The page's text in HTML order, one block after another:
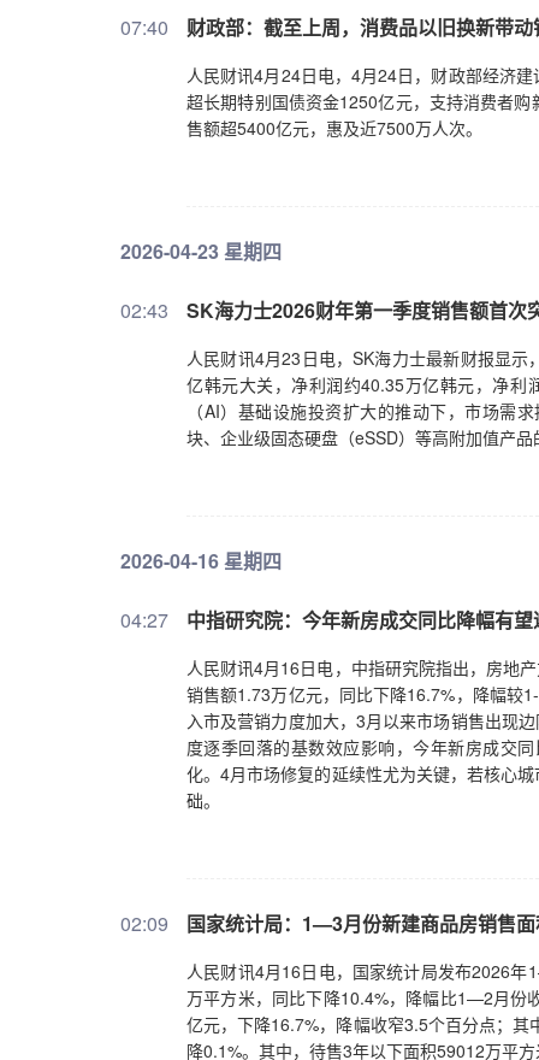
07:40 财政部：截至上周，消费品以旧换新带
人民财讯4月24日电，4月24日，财政部经济
超长期特别国债资金1250亿元，支持消费者
售额超5400亿元，惠及近7500万人次。
2026-04-23 星期四
02:43 SK海力士2026财年第一季度销售额首次
人民财讯4月23日电，SK海力士最新财报显
亿韩元大关，净利润约40.35万亿韩元，净利
（AI）基础设施投资扩大的推动下，市场需
块、企业级固态硬盘（eSSD）等高附加值产
2026-04-16 星期四
04:27 中指研究院：今年新房成交同比降幅有
人民财讯4月16日电，中指研究院指出，房地
销售额1.73万亿元，同比下降16.7%，降幅较
入市及营销力度加大，3月以来市场销售出现
度逐季回落的基数效应影响，今年新房成交
化。4月市场修复的延续性尤为关键，若核心
础。
02:09 国家统计局：1—3月份新建商品房销售
人民财讯4月16日电，国家统计局发布2026
万平方米，同比下降10.4%，降幅比1—2月份
亿元，下降16.7%，降幅收窄3.5个百分点；
降0.1%。其中，待售3年以下面积59012万平